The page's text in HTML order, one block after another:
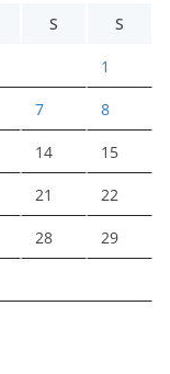
S S
1
7 8
14 15
21 22
28 29